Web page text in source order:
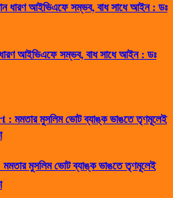
ধারণ আইভিএফে সম্ভব, বাধ সাধে আইন : ডঃ
মুসলিম ভোট ব্যাঙ্ক ভাঙতে তৃণমূলেই